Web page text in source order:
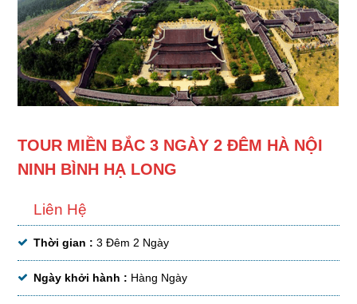
TOUR MIỀN BẮC 3 NGÀY 2 ĐÊM HÀ NỘI
NINH BÌNH HẠ LONG
Liên Hệ
Thời gian : 3 Đêm 2 Ngày
Ngày khởi hành : Hàng Ngày